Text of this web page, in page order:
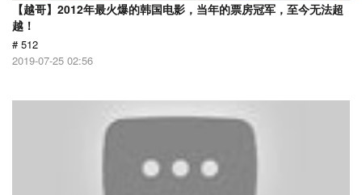
【越哥】2012年最火爆的韩国电影，当年的票房冠军，至今无法超
越！
# 512
2019-07-25 02:56